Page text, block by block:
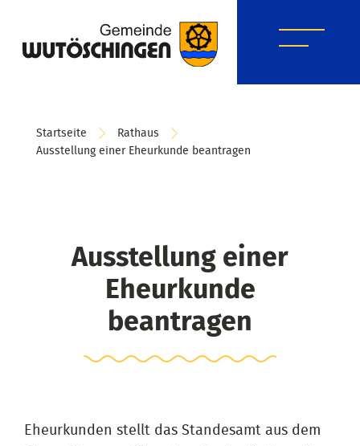
Startseite
Rathaus
Ausstellung einer Eheurkunde beantragen
Ausstellung einer
Eheurkunde
beantragen
Eheurkunden stellt das Standesamt aus dem